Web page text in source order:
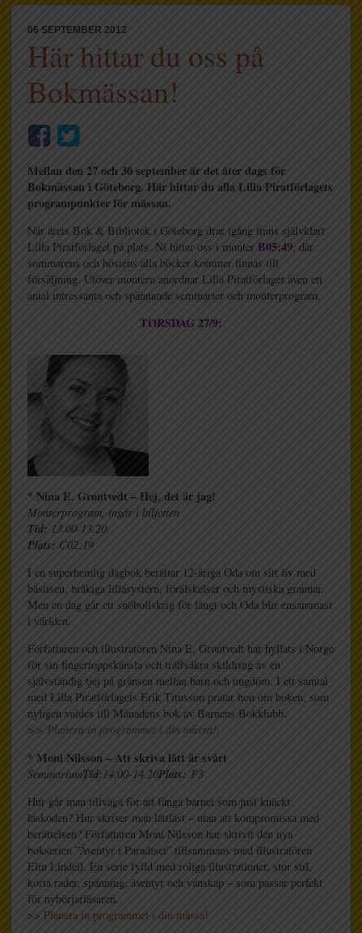
06 SEPTEMBER 2012
Här hittar du oss på
Bokmässan!
Mellan den 27 och 30 september är det åter dags för
Bokmässan i Göteborg. Här hittar du alla Lilla Piratförlagets
programpunkter för mässan.
När årets Bok & Bibliotek i Göteborg drar igång finns självklart
Lilla Piratförlaget på plats. Ni hittar oss i monterB05:49, där
sommarens och höstens alla böcker kommer finnas till
försäljning. Utöver montern anordnar Lilla Piratförlaget även ett
antal intressanta och spännande seminarier och monterprogram.
TORSDAG 27/9:
* Nina E. Grøntvedt – Hej, det är jag!
Monterprogram, ingår i biljetten
Tid: 13.00-13.20.
Plats: C02:19
I en superhemlig dagbok berättar 12-åriga Oda om sitt liv med
bästisen, bråkiga lillasystern, förälskelser och mystiska grannar.
Men en dag går ett snöbollskrig för långt och Oda blir ensammast
i världen.
Författaren och illustratören Nina E. Grøntvedt har hyllats i Norge
för sin fingertoppskänsla och träffsäkra skildring av en
självständig tjej på gränsen mellan barn och ungdom. I ett samtal
med Lilla Piratförlagets Erik Titusson pratar hon om boken, som
nyligen valdes till Månadens bok av Barnens Bokklubb.
>> Planera in programmet i din mässa!
*Moni Nilsson – Att skriva lätt är svårt
SeminariumTid:14.00-14.20Plats: F3
Hur går man tillväga för att fånga barnet som just knäckt
läskoden? Hur skriver man lättläst – utan att kompromissa med
berättelsen? Författaren Moni Nilsson har skrivit den nya
bokserien ”Äventyr i Paradiset” tillsammans med illustratören
Elin Lindell. En serie fylld med roliga illustrationer, stor stil,
korta rader, spänning, äventyr och vänskap – som passar perfekt
för nybörjarläsaren.
>> Planera in programmet i din mässa!